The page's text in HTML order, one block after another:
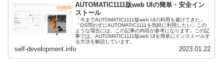
AUTOMATIC1111版web UIの簡単・安全イン
ストール
「今までAUTOMATIC1111版web UIの利用を避けてきた」
「OS問わずにAUTOMATIC1111を気軽に利用したい」この
ような場合には、この記事の内容が参考になります。この記
事では、AUTOMATIC1111版web UIを簡単にインストールす
る方法を解説しています。
self-development.info 2023.01.22